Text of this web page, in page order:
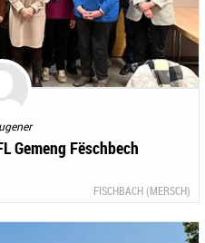
Gemeng Fëschbech
FISCHBACH (MERSCH)